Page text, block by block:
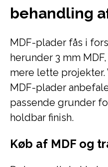
behandling
MDF-plader fås i
herunder 3 mm
mere lette
MDF-plader
passende grunder
holdbar finish.
Køb af MDF og